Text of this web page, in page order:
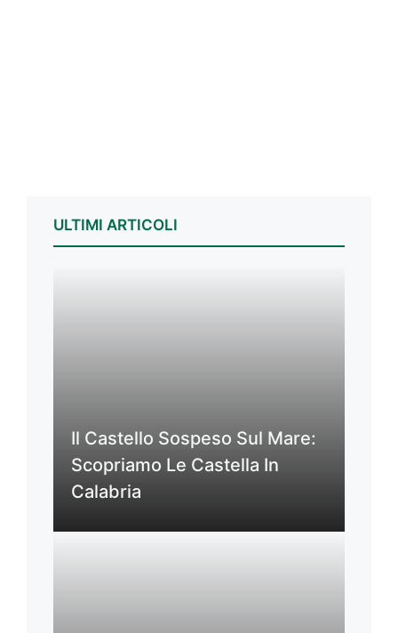
ULTIMI ARTICOLI
Il Castello Sospeso Sul Mare:
Scopriamo Le Castella In
Calabria